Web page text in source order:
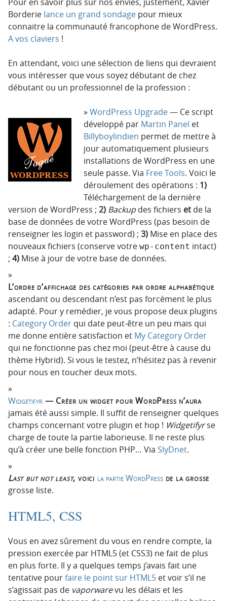
Borderie lance un grand sondage pour mieux
connaitre la communauté francophone de WordPress.
A vos claviers !
En attendant, voici une sélection de liens qui devraient
vous intéresser que vous soyez débutant de chez
débutant ou un professionnel de la profession :
WordPress Upgrade— Ce script
développé par Martin Panel et
Billyboylindien permet de mettre à
jour automatiquement plusieurs
installations de WordPress en une
seule passe. Via Free Tools. Voici le
déroulement des opérations : 1)
Téléchargement de la dernière
version de WordPress ; 2) Backupdes fichiers et de la
base de données de votre WordPress (pas besoin de
renseigner les login et password) ; 3) Mise en place des
nouveaux fichiers (conserve votre wp-content intact)
; 4) Mise à jour de votre base de données.
L’ordre d’affichage des catégories par ordre alphabétique
ascendant ou descendant n’est pas forcément le plus
adapté. Pour y remédier, je vous propose deux plugins
: Category Order qui date peut-être un peu mais qui
me donne entière satisfaction et My Category Order
qui ne fonctionne pas chez moi (peut-être à cause du
thème Hybrid). Si vous le testez, n’hésitez pas à revenir
pour nous en toucher deux mots.
Widgetifyr — Créer un widget pour WordPress n’aura
jamais été aussi simple. Il suffit de renseigner quelques
champs concernant votre plugin et hop ! Widgetifyrse
charge de toute la partie laborieuse. Il ne reste plus
qu’à créer une belle fonction PHP… Via SlyDnet.
Last but not least, voici la partie WordPressde la grosse
grosse liste.
HTML5, CSS
Vous en avez sûrement du vous en rendre compte, la
pression exercée par HTML5 (et CSS3) ne fait de plus
en plus forte. Il y a quelques temps j’avais fait une
tentative pourfaire le point sur HTML5 et voir s’il ne
s’agissait pas de vaporwarevu les délais et les